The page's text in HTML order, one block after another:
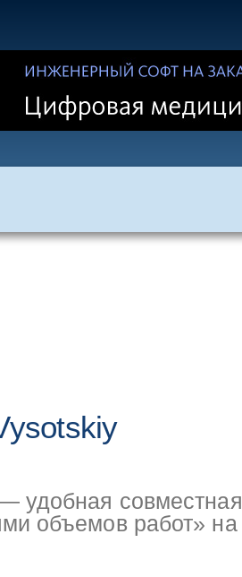
удобная совместная
объемов работ» на